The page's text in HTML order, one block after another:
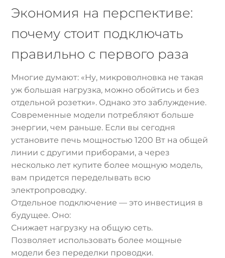
Экономия на перспективе:
почему стоит подключать
правильно с первого раза
Многие думают: «Ну, микроволновка не такая
уж большая нагрузка, можно обойтись и без
отдельной розетки». Однако это заблуждение.
Современные модели потребляют больше
энергии, чем раньше. Если вы сегодня
установите печь мощностью 1200 Вт на общей
линии с другими приборами, а через
несколько лет купите более мощную модель,
вам придется переделывать всю
электропроводку.
Отдельное подключение — это инвестиция в
будущее. Оно:
Снижает нагрузку на общую сеть.
Позволяет использовать более мощные
модели без переделки проводки.